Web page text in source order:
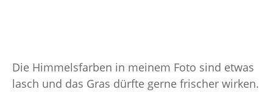
Die Himmelsfarben in meinem Foto sind etwas
lasch und das Gras dürfte gerne frischer wirken.